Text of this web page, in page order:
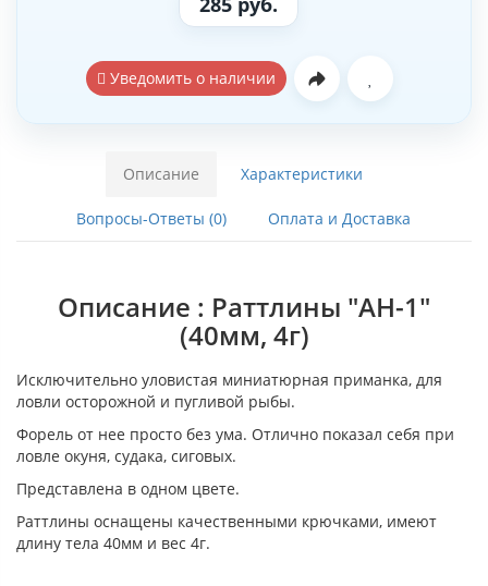
Уведомить о наличии
Описание Характеристики
Вопросы-Ответы (0) Оплата и Доставка
Описание : Раттлины "AH-1"
(40мм, 4г)
Исключительно уловистая миниатюрная приманка, для
ловли осторожной и пугливой рыбы.
Форель от нее просто без ума. Отлично показал себя при
ловле окуня, судака, сиговых.
Представлена в одном цвете.
Раттлины оснащены качественными крючками, имеют
длину тела 40мм и вес 4г.